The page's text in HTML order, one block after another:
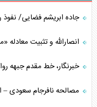
جاده ابریشم فضایی/ نفوذ
انصارالله و تثبیت معادله
خبرنگار، خط مقدم جبهه
مصالحه نافرجام سعودی –